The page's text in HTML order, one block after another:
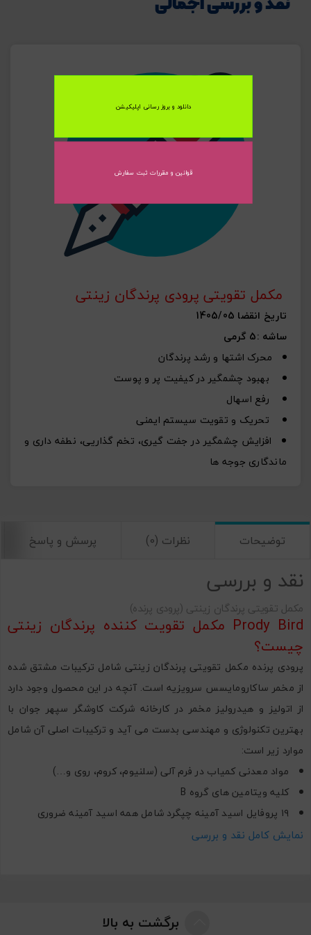
مکمل تقویتی پرودی پرندگان زینتی
تاریخ انقضا 1405/05
ساشه :5 گرمی
محرک اشتها و رشد پرندگان
بهبود چشمگیر در کیفیت پر و پوست
رفع اسهال
تحریک و تقویت سیستم ایمنی
افزایش چشمگیر در جفت گیری، تخم گذاریی، نطفه داری و
ماندگاری جوجه ها
توضیحات نظرات (0) پرسش و پاسخ
نقد و بررسی
مکمل تقویتی پرندگان زینتی (پرودی پرنده)
Prody Bird مکمل تقویت کننده پرندگان زینتی
چیست؟
پرودی پرنده مکمل تقویتی پرندگان زینتی شامل ترکیبات مشتق شده
از مخمر ساکارومایسس سرویزیه است. آنچه در این محصول وجود دارد
از اتولیز و هیدرولیز مخمر در کارخانه شرکت کاوشگر سپهر جوان با
بهترین تکنولوژی و مهندسی بدست می آید و ترکیبات اصلی آن شامل
موارد زیر است:
مواد معدنی کمیاب در فرم آلی (سلنیوم، کروم، روی و…)
کلیه ویتامین های گروه B
۱۹ پروفایل اسید آمینه چپگرد شامل همه اسید آمینه ضروری
جداره سلولی مخمر (مانان الیگو ساکارید ها و بتاگلوکان ها و…)
نمایش کامل نقد و بررسی
برگشت به بالا
قوانین و مقررات ثبت سفارش
دانلود و بروز رسانی اپلیکیشن